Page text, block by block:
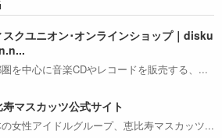
スクユニオン･オンラインショップ｜disku
を中心に音楽CDやレコードを販売する、...
寿マスカッツ公式サイト
の女性アイドルグループ、恵比寿マスカッツ...